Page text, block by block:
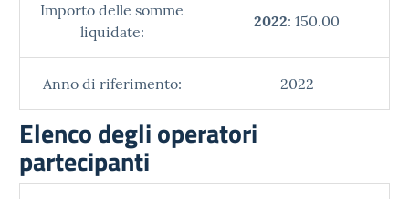
Importo delle somme
liquidate:
2022: 150.00
Anno di riferimento: 2022
Elenco degli operatori
partecipanti